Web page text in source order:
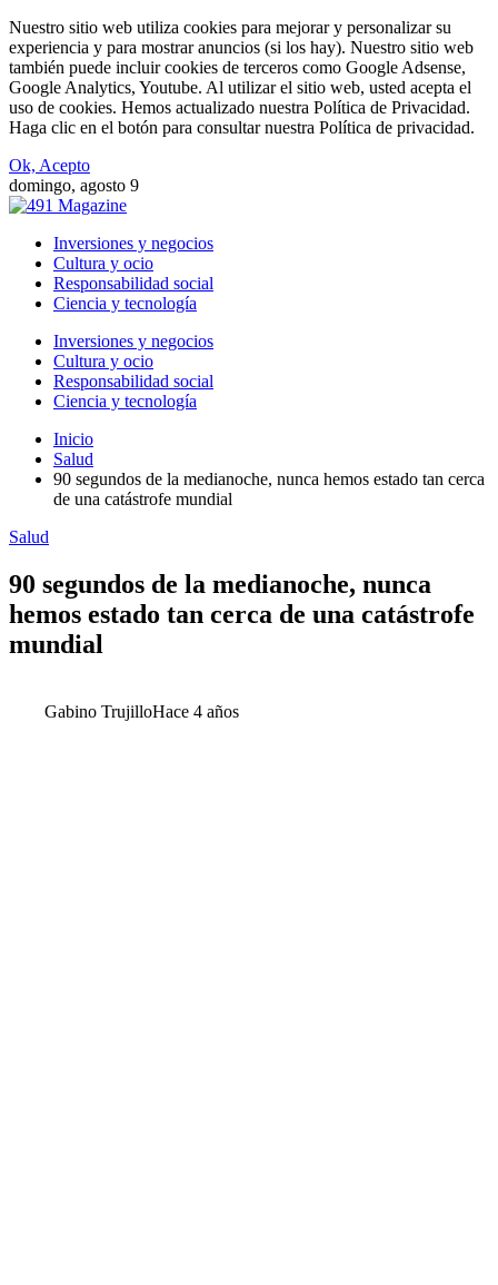
Nuestro sitio web utiliza cookies para mejorar y personalizar su
experiencia y para mostrar anuncios (si los hay). Nuestro sitio web
también puede incluir cookies de terceros como Google Adsense,
Google Analytics, Youtube. Al utilizar el sitio web, usted acepta el
uso de cookies. Hemos actualizado nuestra Política de Privacidad.
Haga clic en el botón para consultar nuestra Política de privacidad.
Ok, Acepto
domingo, agosto 9
Inversiones y negocios
Cultura y ocio
Responsabilidad social
Ciencia y tecnología
Inversiones y negocios
Cultura y ocio
Responsabilidad social
Ciencia y tecnología
Inicio
Salud
90 segundos de la medianoche, nunca hemos estado tan cerca
de una catástrofe mundial
Salud
90 segundos de la medianoche, nunca
hemos estado tan cerca de una catástrofe
mundial
Gabino TrujilloHace 4 años